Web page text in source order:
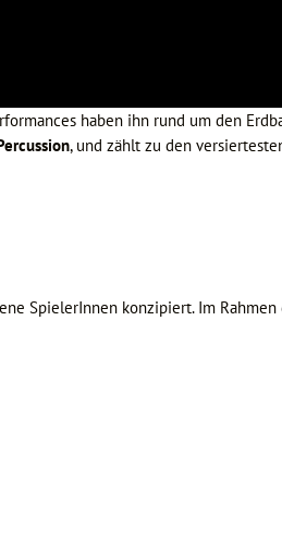
haben ihn rund um den
, und zählt zu den
SpielerInnen konzipiert. Im Rahmen